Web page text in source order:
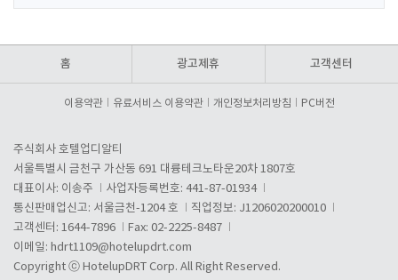
홈 광고제휴 고객센터
이용약관 유료서비스 이용약관 개인정보처리방침 PC버전
주식회사 호텔업디알티
서울특별시 금천구 가산동 691 대륭테크노타운20차 1807호
대표이사: 이송주
사업자등록번호: 441-87-01934
통신판매업신고: 서울금천-1204 호
직업정보: J1206020200010
고객센터: 1644-7896
Fax: 02-2225-8487
이메일: hdrt1109@hotelupdrt.com
Copyright ⓒ HotelupDRT Corp. All Right Reserved.